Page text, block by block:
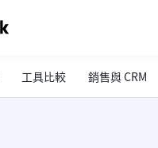
工具比較 銷售與 CRM